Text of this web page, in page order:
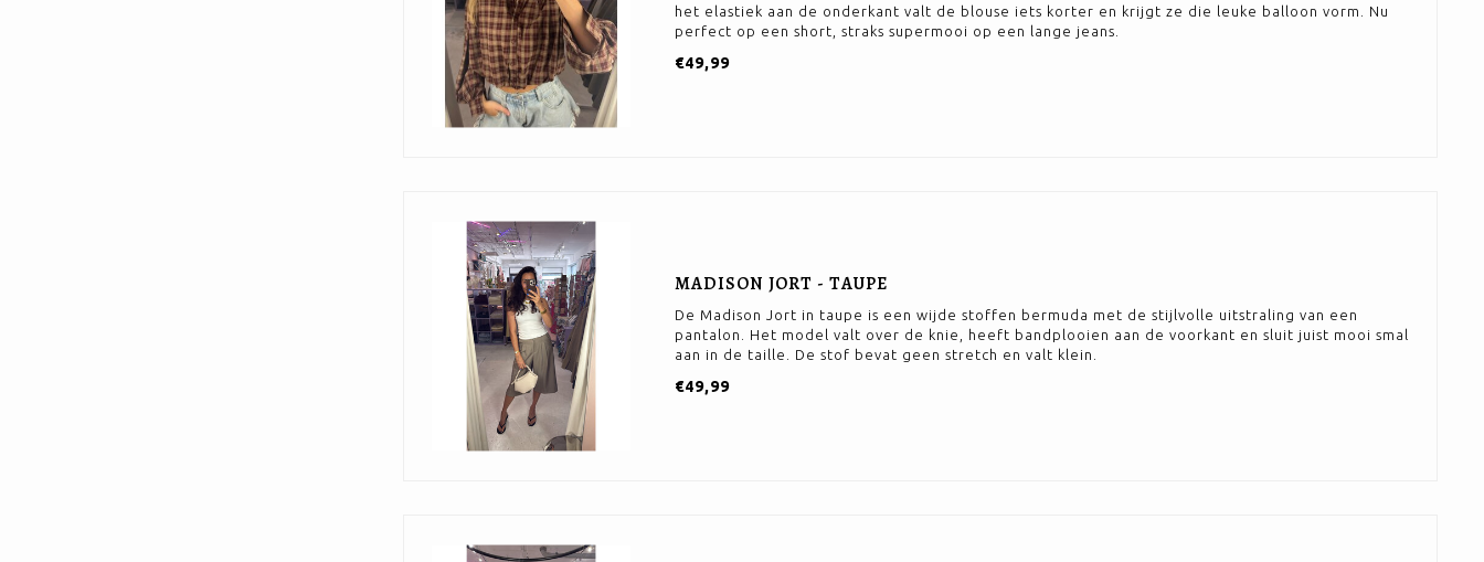
het elastiek aan de onderkant valt de blouse iets korter en krijgt ze die leuke balloon vorm. Nu
perfect op een short, straks supermooi op een lange jeans.
€49,99
MADISON JORT - TAUPE
De Madison Jort in taupe is een wijde stoffen bermuda met de stijlvolle uitstraling van een
pantalon. Het model valt over de knie, heeft bandplooien aan de voorkant en sluit juist mooi smal
aan in de taille. De stof bevat geen stretch en valt klein.
€49,99